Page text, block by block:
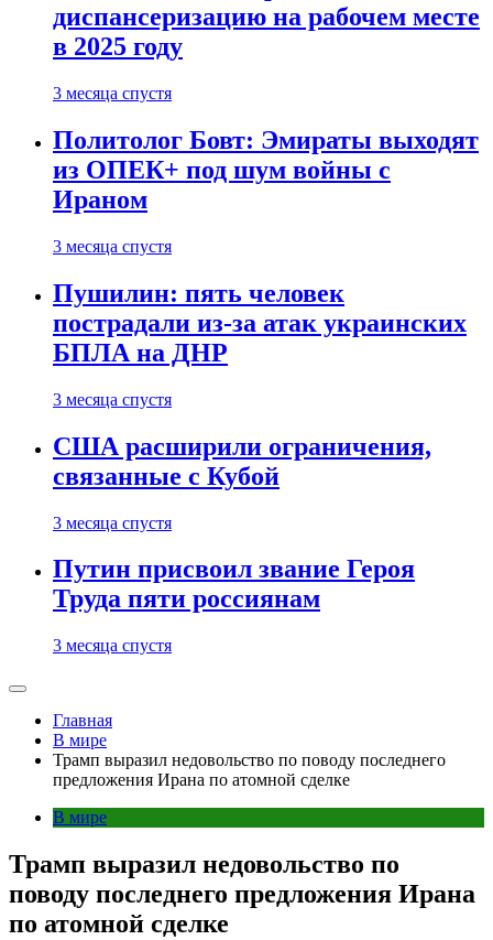
диспансеризацию на рабочем месте
в 2025 году
3 месяца спустя
Политолог Бовт: Эмираты выходят
из ОПЕК+ под шум войны с
Ираном
3 месяца спустя
Пушилин: пять человек
пострадали из-за атак украинских
БПЛА на ДНР
3 месяца спустя
США расширили ограничения,
связанные с Кубой
3 месяца спустя
Путин присвоил звание Героя
Труда пяти россиянам
3 месяца спустя
Главная
В мире
Трамп выразил недовольство по поводу последнего
предложения Ирана по атомной сделке
В мире
Трамп выразил недовольство по
поводу последнего предложения Ирана
по атомной сделке